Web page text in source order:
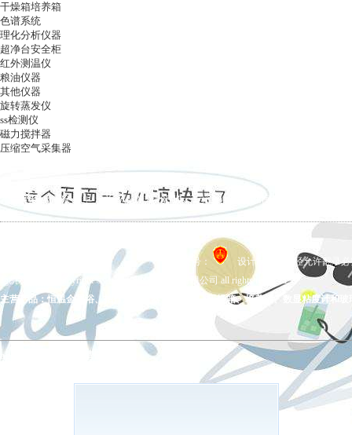
干燥箱培养箱
色谱系统
理化分析仪器
超净台安全柜
红外测温仪
粮油仪器
其他仪器
旋转蒸发仪
ss检测仪
磁力搅拌器
压缩空气采集器
ag凯发k8国际 | 关于ag凯发k8国际 | ag凯发k8国际的产品展示
备案号：
设计制作，未经允许翻录
ag凯发k8国际 copyright © 上海五相仪器仪表有限公司 all rights reserved.
主营产品：恒温金属浴、拍打式均质器、氮吹仪、干燥箱、培养箱、数显粘度计和
ag凯发k8国际的友情链接：